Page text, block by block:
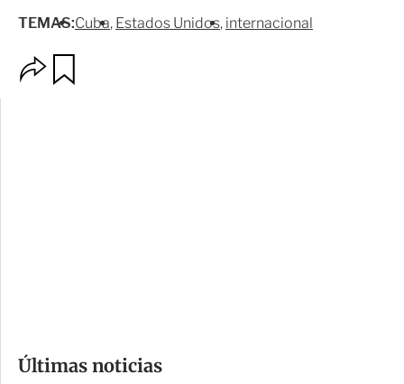
TEMAS:Cuba Estados Unidos internacional
m
Últimas noticias